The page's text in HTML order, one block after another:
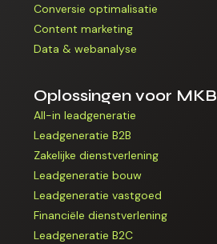
Conversie optimalisatie
Content marketing
Data & webanalyse
Oplossingen voor MKB
All-in leadgeneratie
Leadgeneratie B2B
Zakelijke dienstverlening
Leadgeneratie bouw
Leadgeneratie vastgoed
Financiële dienstverlening
Leadgeneratie B2C